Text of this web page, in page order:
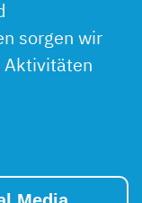
sorgen wir
Aktivitäten